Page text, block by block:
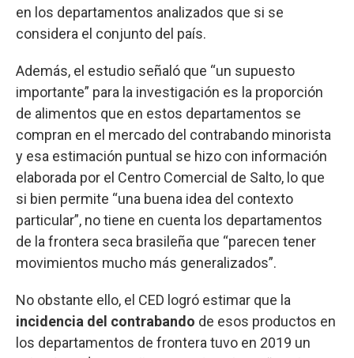
en los departamentos analizados que si se
considera el conjunto del país.
Además, el estudio señaló que “un supuesto
importante” para la investigación es la proporción
de alimentos que en estos departamentos se
compran en el mercado del contrabando minorista
y esa estimación puntual se hizo con información
elaborada por el Centro Comercial de Salto, lo que
si bien permite “una buena idea del contexto
particular”, no tiene en cuenta los departamentos
de la frontera seca brasileña que “parecen tener
movimientos mucho más generalizados”.
No obstante ello, el CED logró estimar que la
incidencia del contrabando de esos productos en
los departamentos de frontera tuvo en 2019 un